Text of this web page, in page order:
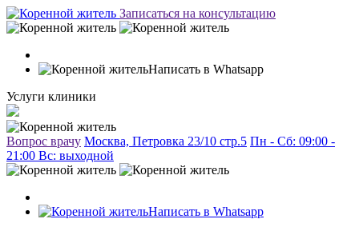
Записаться на консультацию
Написать в Whatsapp
Услуги клиники
Вопрос врачу Москва, Петровка 23/10 стр.5 Пн - Сб: 09:00 -
21:00 Вc: выходной
Написать в Whatsapp